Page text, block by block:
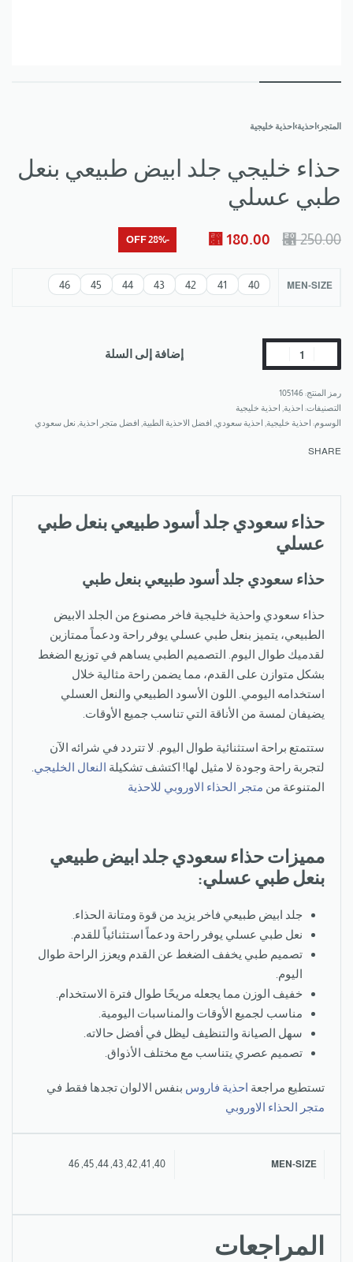
المتجر › احذية› احذية خليجية
حذاء خليجي جلد ابيض طبيعي بنعل
طبي عسلي
⃁250.00
⃁ 180.00
-28% OFF
MEN-SIZE
40
41
42
43
44
45
46
إضافة إلى السلة
105146
التصنيفات: احذية
احذية خليجية
الوسوم: احذية خليجية احذية سعودي افضل الاحذية الطبية افضل متجر احذية نعل سعودي
SHARE
حذاء سعودي جلد أسود طبيعي بنعل طبي
عسلي
حذاء سعودي جلد أسود طبيعي بنعل طبي
حذاء سعودي واحذية خليجية فاخر مصنوع من الجلد الابيض
الطبيعي، يتميز بنعل طبي عسلي يوفر راحة ودعماً ممتازين
لقدميك طوال اليوم. التصميم الطبي يساهم في توزيع الضغط
بشكل متوازن على القدم، مما يضمن راحة مثالية خلال
استخدامه اليومي. اللون الأسود الطبيعي والنعل العسلي
يضيفان لمسة من الأناقة التي تناسب جميع الأوقات.
ستتمتع براحة استثنائية طوال اليوم. لا تتردد في شرائه الآن
لتجربة راحة وجودة لا مثيل لها! اكتشف تشكيلة النعال الخليجي
المتنوعة من متجر الحذاء الاوروبي للاحذية
مميزات حذاء سعودي جلد ابيض طبيعي
بنعل طبي عسلي:
جلد ابيض طبيعي فاخر يزيد من قوة ومتانة الحذاء.
نعل طبي عسلي يوفر راحة ودعماً استثنائياً للقدم.
تصميم طبي يخفف الضغط عن القدم ويعزز الراحة طوال
اليوم.
خفيف الوزن مما يجعله مريحًا طوال فترة الاستخدام.
مناسب لجميع الأوقات والمناسبات اليومية.
سهل الصيانة والتنظيف ليظل في أفضل حالاته.
تصميم عصري يتناسب مع مختلف الأذواق.
تستطيع مراجعة احذية فاروس بنفس الالوان تجدها فقط في
متجر الحذاء الاوروبي
MEN-SIZE
40, 41, 42, 43, 44, 45, 46
المراجعات